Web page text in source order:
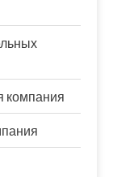
компания